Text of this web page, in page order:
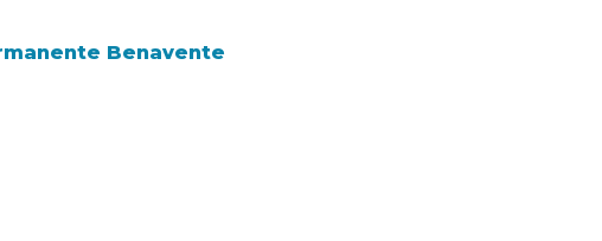
Benavente